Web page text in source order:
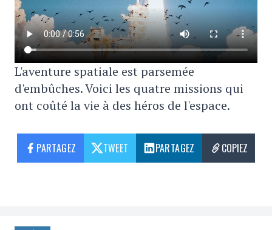
L'aventure spatiale est parsemée
d'embûches. Voici les quatre missions qui
ont coûté la vie à des héros de l'espace.
PARTAGEZ TWEET PARTAGEZ COPIEZ